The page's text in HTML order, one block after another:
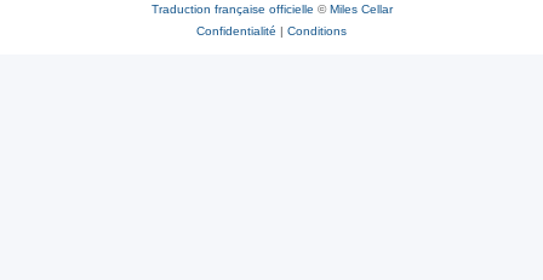
Traduction française officielle ©Miles Cellar
Confidentialité | Conditions